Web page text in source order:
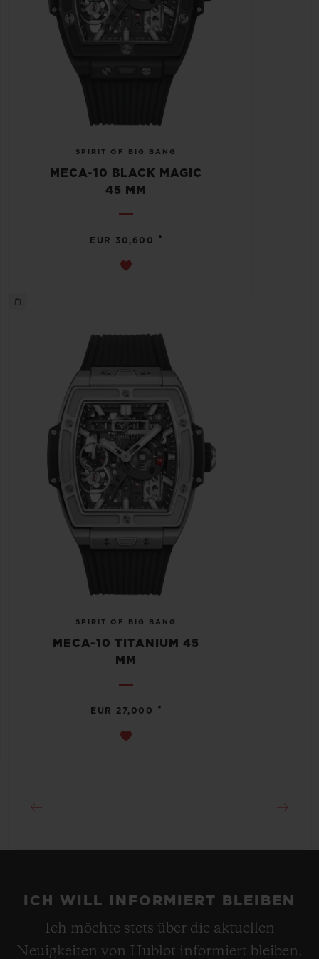
SPIRIT OF BIG BANG
MECA-10 BLACK MAGIC
45 MM
EUR 30,600 •
SPIRIT OF BIG BANG
MECA-10 TITANIUM 45
MM
EUR 27,000 •
ICH WILL INFORMIERT BLEIBEN
Ich möchte stets über die aktuellen
Neuigkeiten von Hublot informiert bleiben.